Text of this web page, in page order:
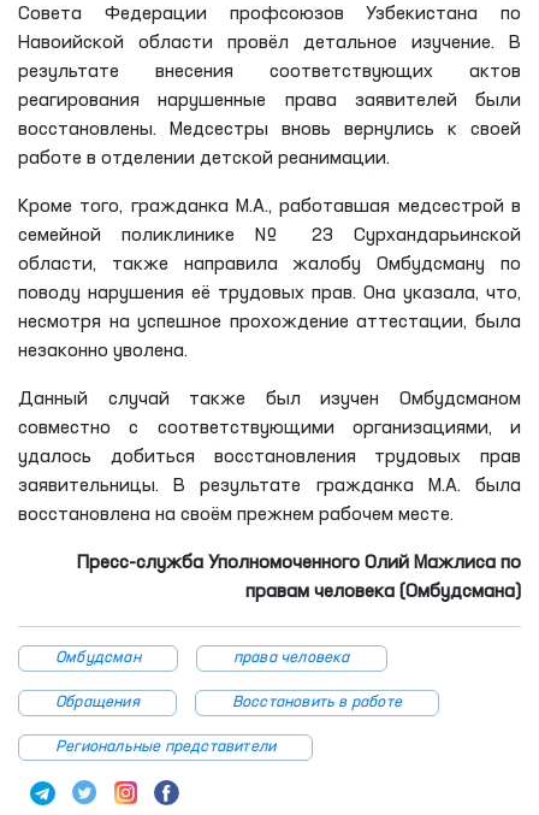
Совета Федерации профсоюзов Узбекистана по
Навоийской области провёл детальное изучение. В
результате внесения соответствующих актов
реагирования нарушенные права заявителей были
восстановлены. Медсестры вновь вернулись к своей
работе в отделении детской реанимации.
Кроме того, гражданка М.А., работавшая медсестрой в
семейной поликлинике № 23 Сурхандарьинской
области, также направила жалобу Омбудсману по
поводу нарушения её трудовых прав. Она указала, что,
несмотря на успешное прохождение аттестации, была
незаконно уволена.
Данный случай также был изучен Омбудсманом
совместно с соответствующими организациями, и
удалось добиться восстановления трудовых прав
заявительницы. В результате гражданка М.А. была
восстановлена на своём прежнем рабочем месте.
Пресс-служба Уполномоченного Олий Мажлиса по
правам человека (Омбудсмана)
Омбудсман права человека
Обращения Восстановить в работе
Региональные представители